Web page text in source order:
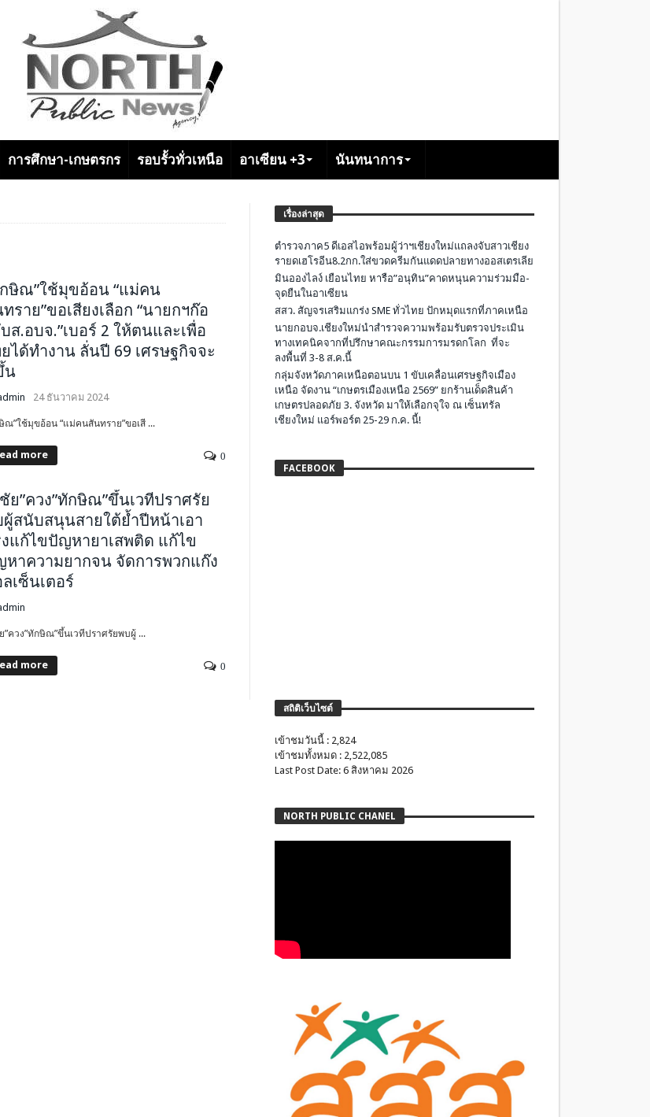
การศึกษา-เกษตรกร รอบรั้วทั่วเหนือ อาเซียน +3 นันทนาการ
ษิณ”ใช้มุขอ้อน “แม่คน
ราย”ขอเสียงเลือก “นายกฯก๊อ
ส.อบจ.”เบอร์ 2 ให้ตนและเพื่อ
ได้ทำงาน ลั่นปี 69 เศรษฐกิจจะ
น
24 ธันวาคม 2024
ณ”ใช้มุขอ้อน “แม่คนสันทราย”ขอเสี ...
more 0
ย”ควง”ทักษิณ”ขึ้นเวทีปราศรัย
สนับสนุนสายใต้ย้ำปีหน้าเอา
แก้ไขปัญหายาเสพติด แก้ไข
าความยากจน จัดการพวกแก๊ง
เซ็นเตอร์
”ควง”ทักษิณ”ขึ้นเวทีปราศรัยพบผู้ ...
more 0
เรื่องล่าสุด
ตำรวจภาค5 ดีเอสไอพร้อมผู้ว่าฯเชียงใหม่แถลงจับสาวเชียง
รายดเฮโรอีน8.2กก.ใส่ขวดครีมกันแดดปลายทางออสเตรเลีย
มินอองไลง์ เยือนไทย หารือ”อนุทิน”คาดหนุนความร่วมมือ-
จุดยืนในอาเซียน
สสว. สัญจรเสริมแกร่ง SME ทั่วไทย ปักหมุดแรกที่ภาคเหนือ
นายกอบจ.เชียงใหม่นำสำรวจความพร้อมรับตรวจประเมิน
ทางเทคนิคจากที่ปรึกษาคณะกรรมการมรดกโลก ที่จะ
ลงพื้นที่ 3-8 ส.ค.นี้
กลุ่มจังหวัดภาคเหนือตอนบน 1 ขับเคลื่อนเศรษฐกิจเมือง
เหนือ จัดงาน “เกษตรเมืองเหนือ 2569” ยกร้านเด็ดสินค้า
เกษตรปลอดภัย 3. จังหวัด มาให้เลือกจุใจ ณ เซ็นทรัล
เชียงใหม่ แอร์พอร์ต 25-29 ก.ค. นี้!
FACEBOOK
สถิติเว็บไซต์
เข้าชมวันนี้ : 2,824
เข้าชมทั้งหมด : 2,522,085
Last Post Date: 6 สิงหาคม 2026
NORTH PUBLIC CHANEL